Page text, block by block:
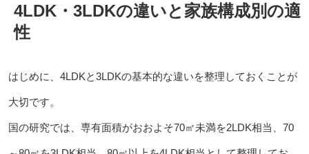
4LDK・3LDKの違いと家族構成別の適
性
はじめに、4LDKと3LDKの基本的な違いを整理しておくことが
大切です。
国の研究では、専有面積がおおよそ70㎡未満を2LDK相当、70